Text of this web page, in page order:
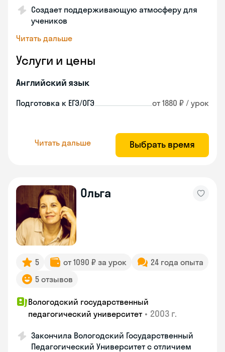
Создает поддерживающую атмосферу для
учеников
Читать дальше
Услуги и цены
Английский язык
Подготовка к ЕГЭ/ОГЭ от 1880 ₽ / урок
Читать дальше Выбрать время
Ольга
5 от 1090 ₽ за урок
24 года опыта
5 отзывов
Вологодский государственный
педагогический университет • 2003 г.
Закончила Вологодский Государственный
Педагогический Университет с отличием